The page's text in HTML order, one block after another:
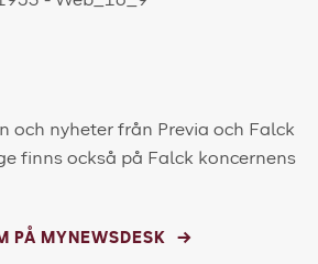
och nyheter från Previa och Falck
finns också på Falck koncernens
PÅ MYNEWSDESK